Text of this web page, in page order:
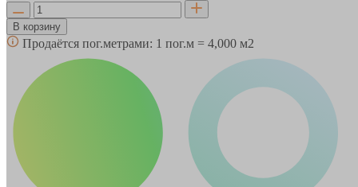
В корзину
Продаётся пог.метрами: 1 пог.м = 4,000 м2